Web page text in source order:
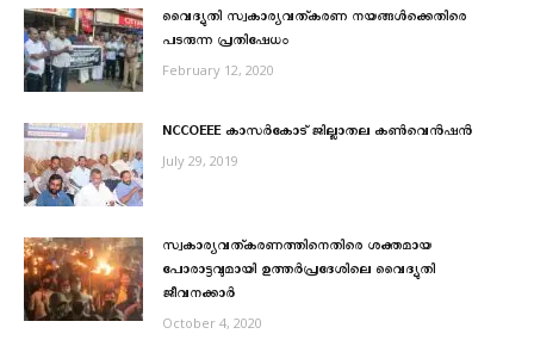
വൈദ്യുതി സ്വകാര്യവത്കരണ നയങ്ങള്‍ക്കെതിരെ
പടരുന്ന പ്രതിഷേധം
February 12, 2020
NCCOEEE കാസര്‍കോട് ജില്ലാതല കണ്‍വെന്‍ഷന്‍
July 29, 2019
സ്വകാര്യവത്കരണത്തിനെതിരെ ശക്തമായ
പോരാട്ടവുമായി ഉത്തർപ്രദേശിലെ വൈദ്യുതി
ജീവനക്കാർ
October 4, 2020